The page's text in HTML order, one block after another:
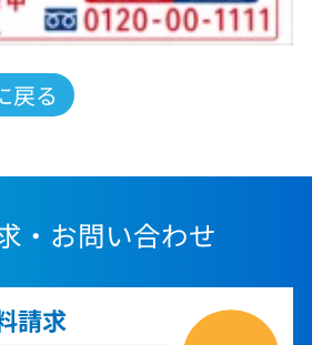
戻る
・お問い合わせ
請求